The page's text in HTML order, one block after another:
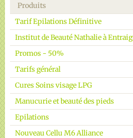
Produits
Tarif Epilations Définitive
Institut de Beauté Nathalie à
Promos - 50%
Tarifs général
Cures Soins visage LPG
Manucurie et beauté des pieds
Epilations
Nouveau Cellu M6 Alliance